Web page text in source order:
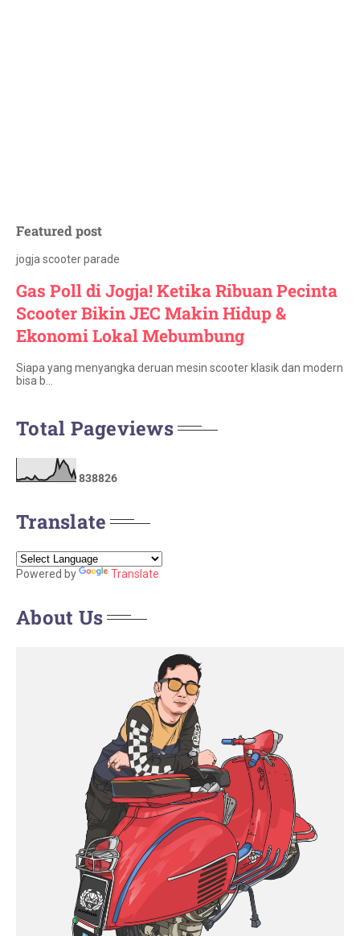
Featured post
jogja scooter parade
Gas Poll di Jogja! Ketika Ribuan Pecinta
Scooter Bikin JEC Makin Hidup &
Ekonomi Lokal Mebumbung
Siapa yang menyangka deruan mesin scooter klasik dan modern
bisa b…
Total Pageviews
838826
Translate
Powered by Translate
About Us